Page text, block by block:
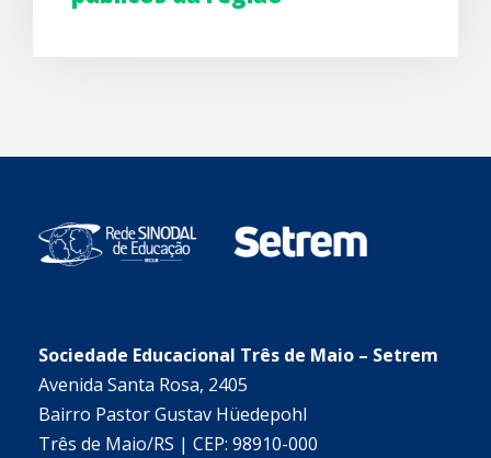
Sociedade Educacional Três de Maio – Setrem
Avenida Santa Rosa, 2405
Bairro Pastor Gustav Hüedepohl
Três de Maio/RS | CEP: 98910-000